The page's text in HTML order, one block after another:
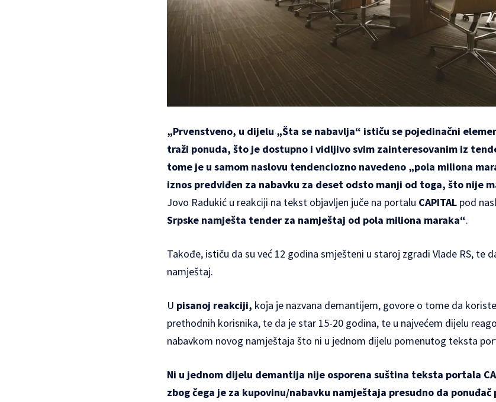
„Prvenstveno, u dijelu „Šta se nabavlja“ ističu se pojedinačni
traži ponuda, što je dostupno i vidljivo svim zainteresovanim iz
tome je u samom naslovu tendenciozno navedeno „pola miliona
iznos predviđen za nabavku za deset odsto manji od toga, što nije
Jovo Radukić u reakciji na tekst objavljen juče na portalu CAPITAL pod
Srpske namješta tender za namještaj od pola miliona maraka“.
Takođe, ističu da su već 12 godina smješteni u staroj zgradi Vlade RS, te
namještaj.
U pisanoj reakciji, koja je nazvana demantijem, govore o tome da
prethodnih korisnika, te da je star 15-20 godina, te u najvećem dijelu
nabavkom novog namještaja što ni u jednom dijelu pomenutog teksta
Ni u jednom dijelu demantija nije osporena suština teksta portala
zbog čega je za kupovinu/nabavku namještaja presudno da ponuđač